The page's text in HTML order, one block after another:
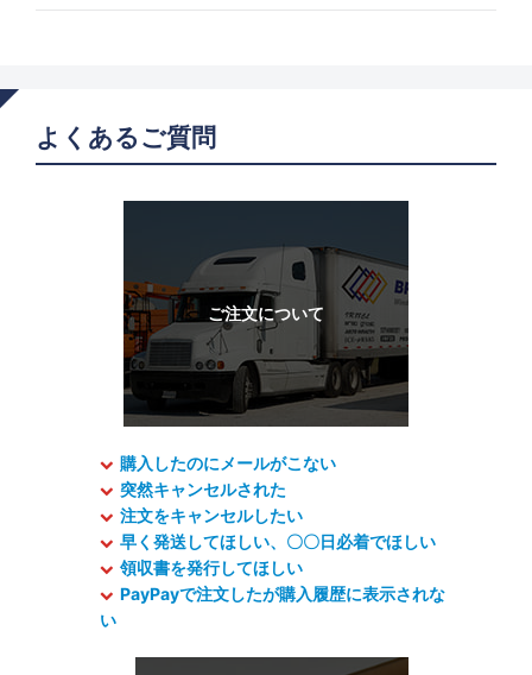
よくあるご質問
購入したのにメールがこない
突然キャンセルされた
注文をキャンセルしたい
早く発送してほしい、〇〇日必着でほしい
領収書を発行してほしい
PayPayで注文したが購入履歴に表示されな
い